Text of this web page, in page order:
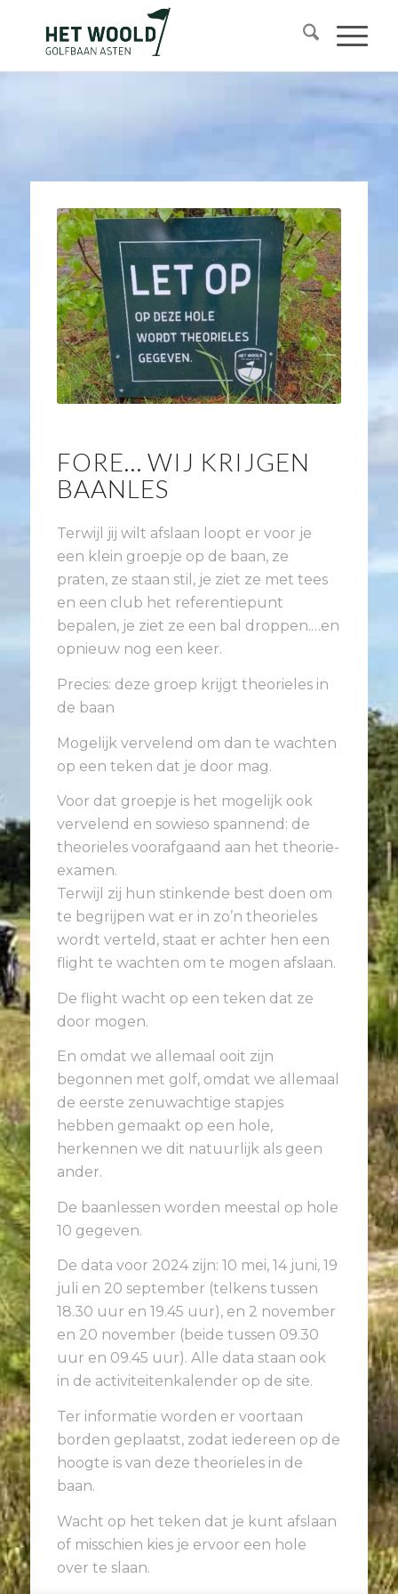
FORE… WIJ KRIJGEN
BAANLES
Terwijl jij wilt afslaan loopt er voor je
een klein groepje op de baan, ze
praten, ze staan stil, je ziet ze met tees
en een club het referentiepunt
bepalen, je ziet ze een bal droppen.…en
opnieuw nog een keer.
Precies: deze groep krijgt theorieles in
de baan
Mogelijk vervelend om dan te wachten
op een teken dat je door mag.
Voor dat groepje is het mogelijk ook
vervelend en sowieso spannend: de
theorieles voorafgaand aan het theorie-
examen.
Terwijl zij hun stinkende best doen om
te begrijpen wat er in zo’n theorieles
wordt verteld, staat er achter hen een
flight te wachten om te mogen afslaan.
De flight wacht op een teken dat ze
door mogen.
En omdat we allemaal ooit zijn
begonnen met golf, omdat we allemaal
de eerste zenuwachtige stapjes
hebben gemaakt op een hole,
herkennen we dit natuurlijk als geen
ander.
De baanlessen worden meestal op hole
10 gegeven.
De data voor 2024 zijn: 10 mei, 14 juni, 19
juli en 20 september (telkens tussen
18.30 uur en 19.45 uur), en 2 november
en 20 november (beide tussen 09.30
uur en 09.45 uur). Alle data staan ook
in de activiteitenkalender op de site.
Ter informatie worden er voortaan
borden geplaatst, zodat iedereen op de
hoogte is van deze theorieles in de
baan.
Wacht op het teken dat je kunt afslaan
of misschien kies je ervoor een hole
over te slaan.